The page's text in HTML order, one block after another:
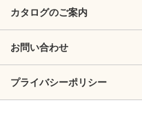
カタログのご案内
お問い合わせ
プライバシーポリシー